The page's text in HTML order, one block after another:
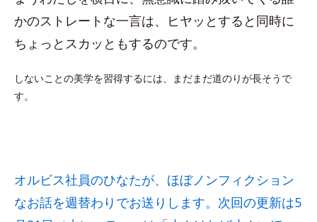
かのストレートな一言は、ヒヤッとすると同時に
ちょっとスカッともするのです。
しないことの美学を習得するには、まだまだ道のりが長そうで
す。
オルビス社員のひなたが、ほぼノンフィクション
なお話を週替わりでお送りします。次回の更新は5